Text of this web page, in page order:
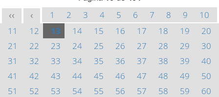
<< < 1 2 3 4 5 6 7 8 9
10
11
12 13 14 15 16 17 18 19
20
21
22 23 24 25 26 27 28 29
30
31
32 33 34 35 36 37 38 39
40
41
42 43 44 45 46 47 48 49
50
51
52 53 54 55 56 57 58 59
60